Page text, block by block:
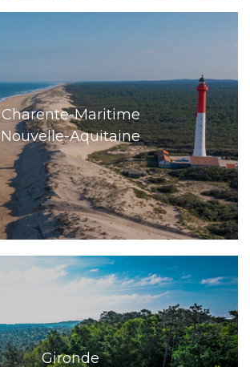
Charente-Maritime
Nouvelle-Aquitaine
Gironde